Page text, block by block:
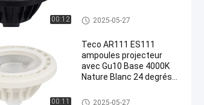
00:12 ES111 Bougies
2025-05-27
00:11
Teco AR111 ES111
ampoules projecteur
avec Gu10 Base 4000K
Nature Blanc 24 degrés
ES111 Bougies
2025-05-27